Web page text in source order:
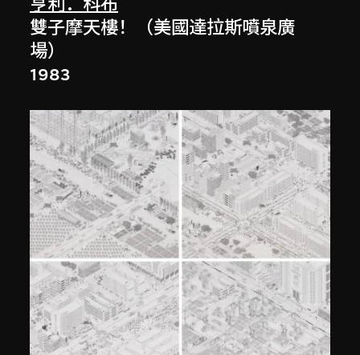
亨利．科布
雙子摩天樓！（美國達拉斯噴泉廣
場）
1983